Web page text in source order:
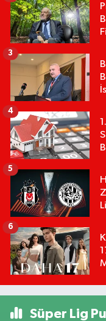
3
4
5
6
Süper Lig